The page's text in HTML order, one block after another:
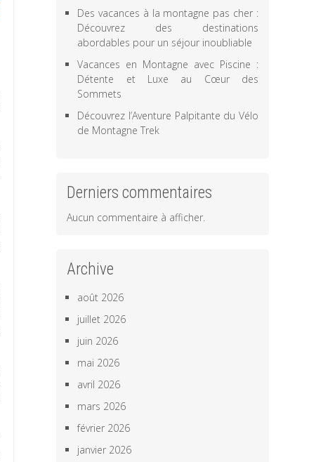
Des vacances à la montagne pas cher :
Découvrez des destinations
abordables pour un séjour inoubliable
Vacances en Montagne avec Piscine :
Détente et Luxe au Cœur des
Sommets
Découvrez l’Aventure Palpitante du Vélo
de Montagne Trek
Derniers commentaires
Aucun commentaire à afficher.
Archive
août 2026
juillet 2026
juin 2026
mai 2026
avril 2026
mars 2026
février 2026
janvier 2026